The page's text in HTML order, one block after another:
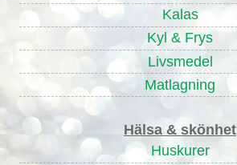
Kalas
Kyl & Frys
Livsmedel
Matlagning
Hälsa & skönhet
Huskurer